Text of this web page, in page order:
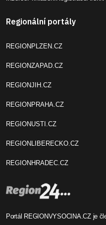
Regionální portály
REGIONPLZEN.CZ
REGIONZAPAD.CZ
REGIONJIH.CZ
REGIONPRAHA.CZ
REGIONUSTI.CZ
REGIONLIBERECKO.CZ
REGIONHRADEC.CZ
Portál REGIONVYSOCINA.CZ je